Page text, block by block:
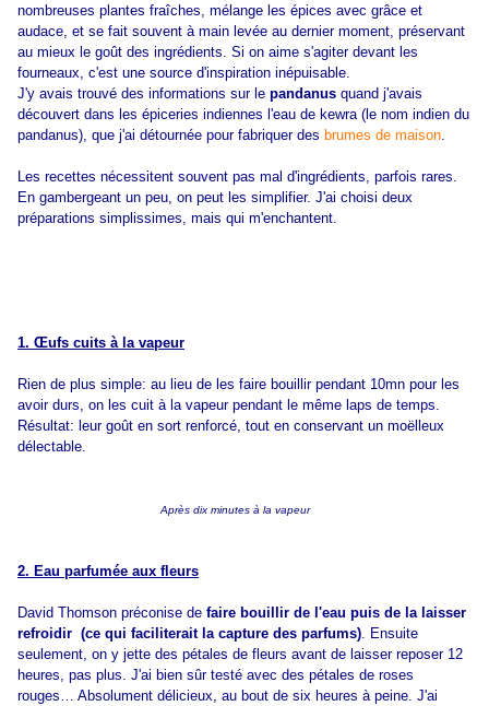
nombreuses plantes fraîches, mélange les épices avec grâce et
audace, et se fait souvent à main levée au dernier moment, préservant
au mieux le goût des ingrédients. Si on aime s'agiter devant les
fourneaux, c'est une source d'inspiration inépuisable.
J'y avais trouvé des informations sur le pandanus quand j'avais
découvert dans les épiceries indiennes l'eau de kewra (le nom indien du
pandanus), que j'ai détournée pour fabriquer des brumes de maison.
Les recettes nécessitent souvent pas mal d'ingrédients, parfois rares.
En gambergeant un peu, on peut les simplifier. J'ai choisi deux
préparations simplissimes, mais qui m'enchantent.
1. Œufs cuits à la vapeur
Rien de plus simple: au lieu de les faire bouillir pendant 10mn pour les
avoir durs, on les cuit à la vapeur pendant le même laps de temps.
Résultat: leur goût en sort renforcé, tout en conservant un moëlleux
délectable.
Après dix minutes à la vapeur
2. Eau parfumée aux fleurs
David Thomson préconise de faire bouillir de l'eau puis de la laisser
refroidir (ce qui faciliterait la capture des parfums). Ensuite
seulement, on y jette des pétales de fleurs avant de laisser reposer 12
heures, pas plus. J'ai bien sûr testé avec des pétales de roses
rouges… Absolument délicieux, au bout de six heures à peine. J'ai